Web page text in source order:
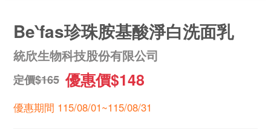
Be‵fas珍珠胺基酸淨白洗面乳
統欣生物科技股份有限公司
定價$165 優惠價$148
優惠期間 115/08/01~115/08/31